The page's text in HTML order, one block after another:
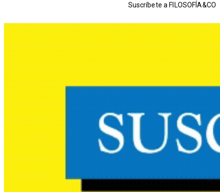
Suscríbete a FILOSOFÍA&CO